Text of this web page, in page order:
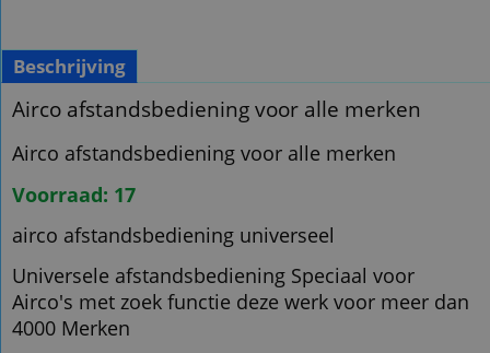
Beschrijving
Airco afstandsbediening voor alle merken
Airco afstandsbediening voor alle merken
Voorraad: 17
airco afstandsbediening universeel
Universele afstandsbediening Speciaal voor
Airco's met zoek functie deze werk voor meer dan
4000 Merken